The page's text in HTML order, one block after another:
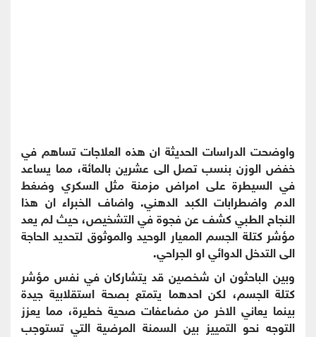
واوضحت الدراسات الحديثة ان هذه العلاجات تساهم في
خفض الوزن بنسب تصل الى عشرين بالمائة، مما يساعد
في السيطرة على امراض مزمنة مثل السكري وضغط
الدم واضطرابات الكبد الدهني. واضاف الخبراء ان هذا
النجاح الطبي كشف عن فجوة في التشخيص، حيث لم يعد
مؤشر كتلة الجسم المعيار الوحيد والموثوق لتحديد الحاجة
الى التدخل الدوائي او الجراحي.
وبين الباحثون ان شخصين قد يتشاركان في نفس مؤشر
كتلة الجسم، لكن احدهما يتمتع بصحة استقلابية جيدة
بينما يعاني الاخر من مضاعفات صحية خطيرة، مما يعزز
التوجه نحو التمييز بين السمنة المرضية التي تستوجب